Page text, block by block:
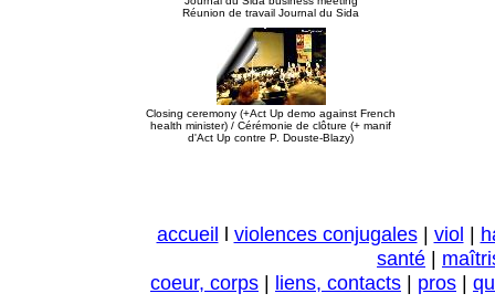
Réunion de travail Journal du Sida
Closing ceremony (+Act Up demo against French
health minister) / Cérémonie de clôture (+ manif
d'Act Up contre P. Douste-Blazy)
accueil l violences conjugales| viol |
santé |
coeur, corps | liens, contacts | pros |